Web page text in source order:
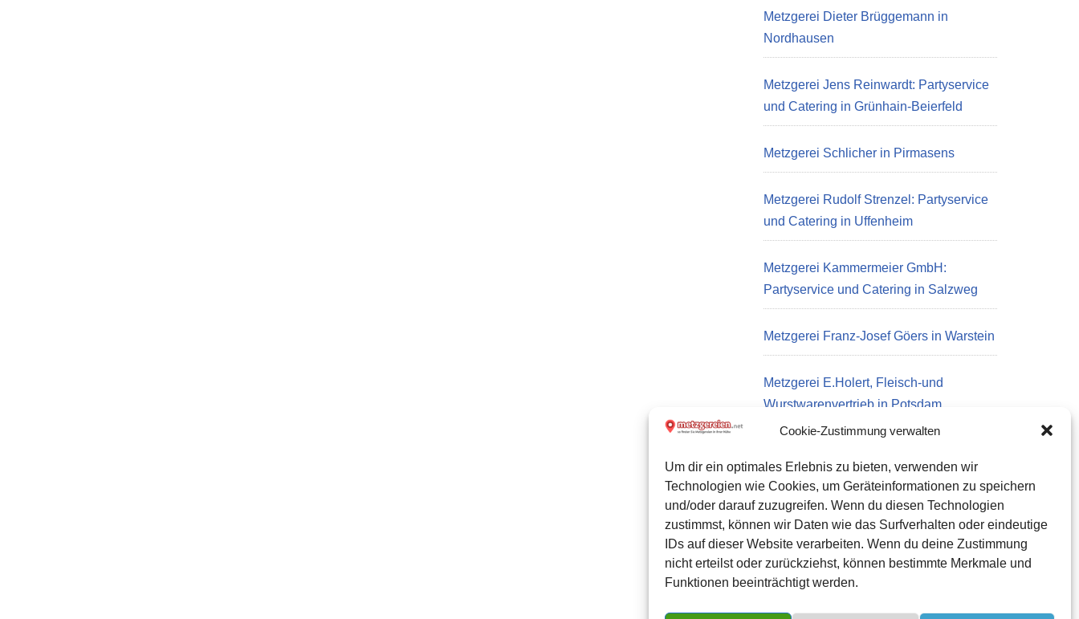
Cookie-Zustimmung verwalten
Um dir ein optimales Erlebnis zu bieten, verwenden wir
Technologien wie Cookies, um Geräteinformationen zu speichern
und/oder darauf zuzugreifen. Wenn du diesen Technologien
zustimmst, können wir Daten wie das Surfverhalten oder eindeutige
IDs auf dieser Website verarbeiten. Wenn du deine Zustimmung
nicht erteilst oder zurückziehst, können bestimmte Merkmale und
Funktionen beeinträchtigt werden.
Metzgerei Dieter Brüggemann in
Nordhausen
Metzgerei Jens Reinwardt: Partyservice
und Catering in Grünhain-Beierfeld
Metzgerei Schlicher in Pirmasens
Metzgerei Rudolf Strenzel: Partyservice
und Catering in Uffenheim
Metzgerei Kammermeier GmbH:
Partyservice und Catering in Salzweg
Metzgerei Franz-Josef Göers in Warstein
Metzgerei E.Holert, Fleisch-und
Wurstwarenvertrieb in Potsdam
Datenschutz
Kontakt zu uns
Impressum
Cookie-Richtlinie (EU)